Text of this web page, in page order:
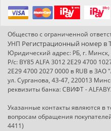
Общество с ограниченной
УНП Регистрационный номер в
Юридический адрес: РБ, г.
Р/с: BY85 ALFA 3012 2E29 4700
2E29 4700 2027 0000 в RUB в
ул. Сурганова, 43-47, 220013
реквизиты банка: СВИФТ -
Указанные контакты являются в
вопросам обращения
4411)